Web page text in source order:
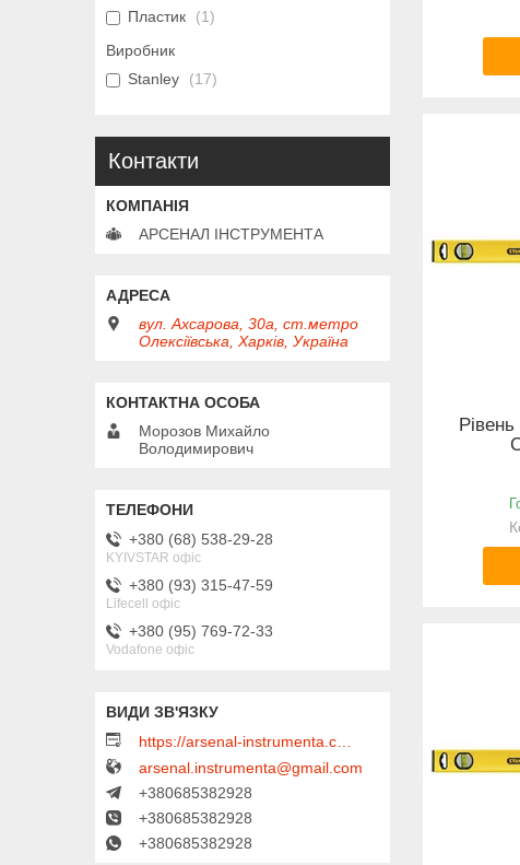
Пластик
1
Виробник
Stanley
17
Контакти
АРСЕНАЛ ІНСТРУМЕНТА
вул. Ахсарова, 30а, ст.метро
Олексіївська, Харків, Україна
Морозов Михайло
Володимирович
+380 (68) 538-29-28
KYIVSTAR офіс
+380 (93) 315-47-59
Lifecell офіс
+380 (95) 769-72-33
Vodafone офіс
arsenal.instrumenta@gmail.com
+380685382928
+380685382928
+380685382928